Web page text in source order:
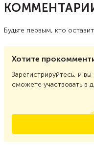
Будьте первым, кто
Хотите
Зарегистрируйтесь, и
сможете участвовать в